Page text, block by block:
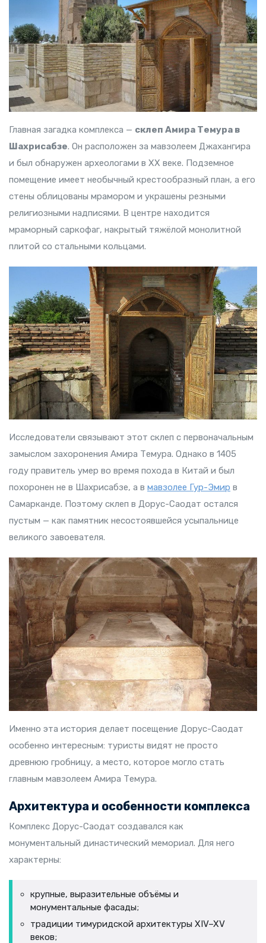
Главная загадка комплекса — склеп Амира Темура в
Шахрисабзе. Он расположен за мавзолеем Джахангира
и был обнаружен археологами в XX веке. Подземное
помещение имеет необычный крестообразный план, а его
стены облицованы мрамором и украшены резными
религиозными надписями. В центре находится
мраморный саркофаг, накрытый тяжёлой монолитной
плитой со стальными кольцами.
Исследователи связывают этот склеп с первоначальным
замыслом захоронения Амира Темура. Однако в 1405
году правитель умер во время похода в Китай и был
похоронен не в Шахрисабзе, а в мавзолее Гур-Эмир в
Самарканде. Поэтому склеп в Дорус-Саодат остался
пустым — как памятник несостоявшейся усыпальнице
великого завоевателя.
Именно эта история делает посещение Дорус-Саодат
особенно интересным: туристы видят не просто
древнюю гробницу, а место, которое могло стать
главным мавзолеем Амира Темура.
Архитектура и особенности комплекса
Комплекс Дорус-Саодат создавался как
монументальный династический мемориал. Для него
характерны:
крупные, выразительные объёмы и
монументальные фасады;
традиции тимуридской архитектуры XIV–XV
веков;